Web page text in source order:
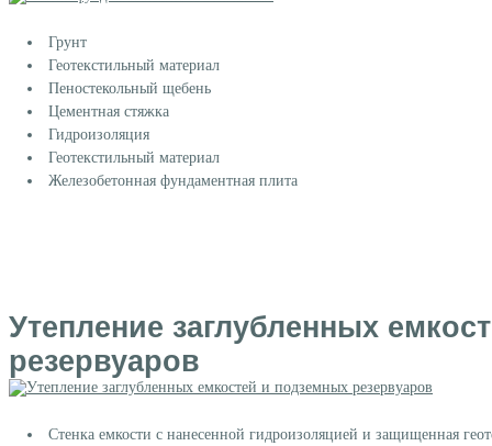
Грунт
Геотекстильный материал
Пеностекольный щебень
Цементная стяжка
Гидроизоляция
Геотекстильный материал
Железобетонная фундаментная плита
Утепление заглубленных
резервуаров
Стенка емкости с нанесенной гидроизоляцией и защищенная